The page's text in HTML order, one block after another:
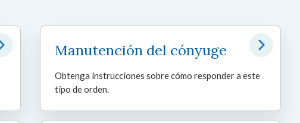
Manutención del cónyuge
Obtenga instrucciones sobre cómo responder a este
tipo de orden.